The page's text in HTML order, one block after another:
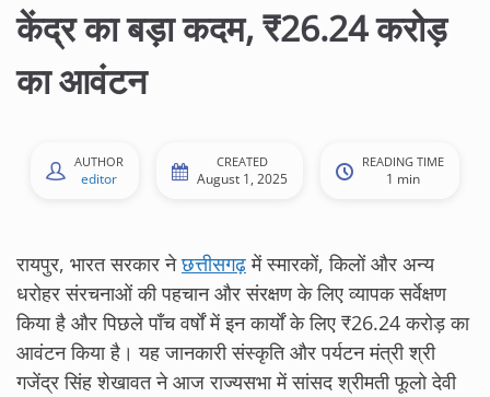
केंद्र का बड़ा कदम, ₹26.24 करोड़
का आवंटन
AUTHOR
editor
CREATED
August 1, 2025
READING TIME
1 min
रायपुर, भारत सरकार नेछत्तीसगढ़में स्मारकों, किलों और अन्य
धरोहर संरचनाओं की पहचान और संरक्षण के लिए व्यापक सर्वेक्षण
किया है और पिछले पाँच वर्षों में इन कार्यों के लिए ₹26.24 करोड़ का
आवंटन किया है। यह जानकारी संस्कृति और पर्यटन मंत्री श्री
गजेंद्र सिंह शेखावत ने आज राज्यसभा में सांसद श्रीमती फूलो देवी